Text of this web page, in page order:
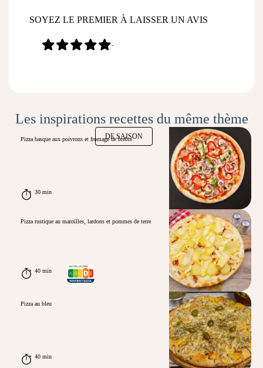
SOYEZ LE PREMIER À LAISSER UN AVIS
-
Les inspirations recettes du même thème
DE SAISON
Pizza basque aux poivrons et fromage de brebis
30 min
Pizza rustique au maroilles, lardons et pommes de terre
40 min
Pizza au bleu
40 min